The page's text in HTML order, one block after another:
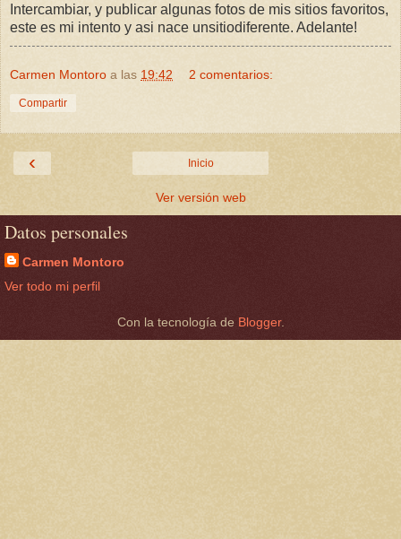
Intercambiar, y publicar algunas fotos de mis sitios favoritos,
este es mi intento y asi nace unsitiodiferente. Adelante!
Carmen Montoro a las 19:42 2 comentarios:
Compartir
‹ Inicio
Ver versión web
Datos personales
Carmen Montoro
Ver todo mi perfil
Con la tecnología de Blogger.